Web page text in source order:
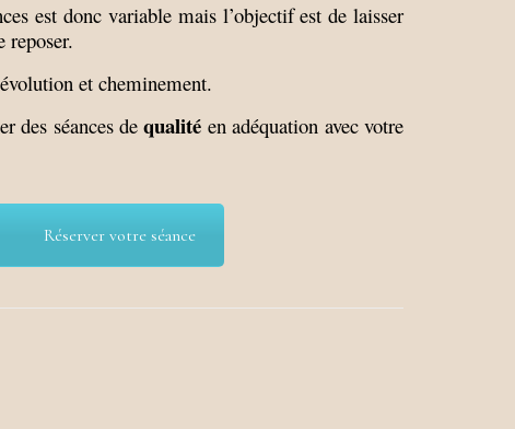
est donc variable mais l’objectif est de laisser
reposer.
et cheminement.
des séances dequalité en adéquation avec votre
Réserver votre séance